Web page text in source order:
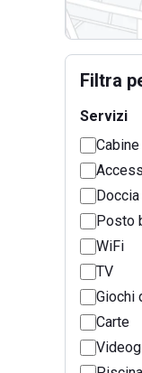
Filtra
Servizi
Cabine
Posto
WiFi
TV
Giochi
Carte